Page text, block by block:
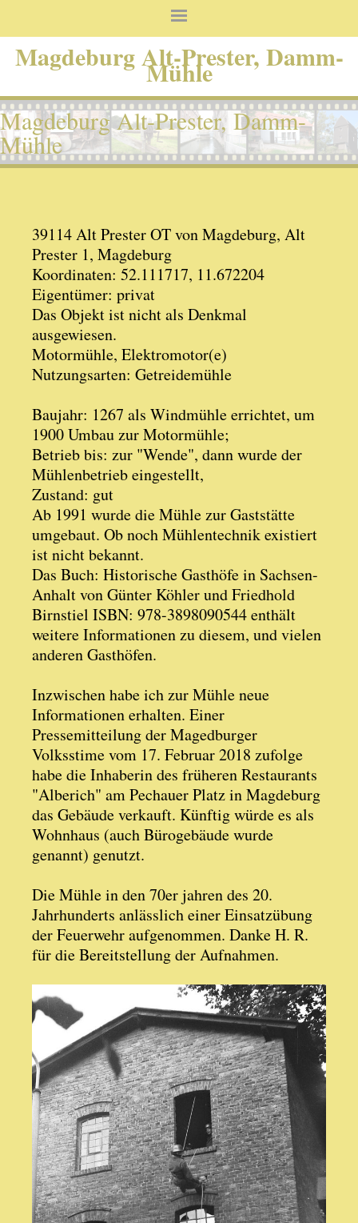
Magdeburg Alt-Prester, Damm-
Mühle
Magdeburg Alt-Prester, Damm-
Mühle
39114 Alt Prester OT von Magdeburg, Alt
Prester 1, Magdeburg
Koordinaten: 52.111717, 11.672204
Eigentümer: privat
Das Objekt ist nicht als Denkmal
ausgewiesen.
Motormühle, Elektromotor(e)
Nutzungsarten: Getreidemühle
Baujahr: 1267 als Windmühle errichtet, um
1900 Umbau zur Motormühle;
Betrieb bis: zur "Wende", dann wurde der
Mühlenbetrieb eingestellt,
Zustand: gut
Ab 1991 wurde die Mühle zur Gaststätte
umgebaut. Ob noch Mühlentechnik existiert
ist nicht bekannt.
Das Buch: Historische Gasthöfe in Sachsen-
Anhalt von Günter Köhler und Friedhold
Birnstiel ISBN: 978-3898090544 enthält
weitere Informationen zu diesem, und vielen
anderen Gasthöfen.
Inzwischen habe ich zur Mühle neue
Informationen erhalten. Einer
Pressemitteilung der Magedburger
Volksstime vom 17. Februar 2018 zufolge
habe die Inhaberin des früheren Restaurants
"Alberich" am Pechauer Platz in Magdeburg
das Gebäude verkauft. Künftig würde es als
Wohnhaus (auch Bürogebäude wurde
genannt) genutzt.
Die Mühle in den 70er jahren des 20.
Jahrhunderts anlässlich einer Einsatzübung
der Feuerwehr aufgenommen. Danke H. R.
für die Bereitstellung der Aufnahmen.